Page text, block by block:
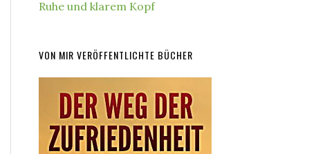
VON MIR VERÖFFENTLICHTE BÜCHER